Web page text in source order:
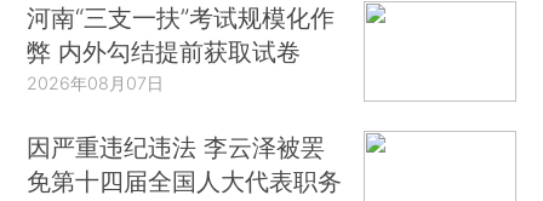
河南“三支一扶”考试规模化作
弊 内外勾结提前获取试卷
2026年08月07日
因严重违纪违法 李云泽被罢
免第十四届全国人大代表职务